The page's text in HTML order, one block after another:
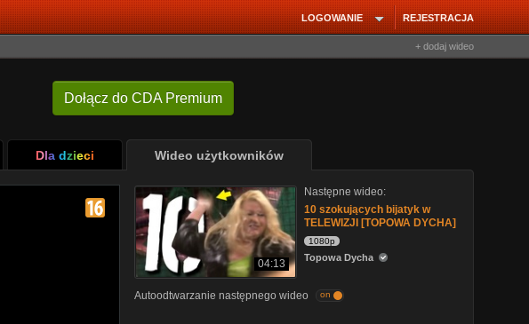
REJESTRACJA
LOGOWANIE
+ dodaj wideo
Dołącz do CDA Premium
Dla dzieci Wideo użytkowników
04:13
Następne wideo:
10 szokujących bijatyk w
TELEWIZJI [TOPOWA DYCHA]
1080p
Topowa Dycha
Autoodtwarzanie następnego wideo on